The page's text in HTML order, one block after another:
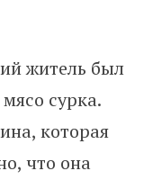
житель был
сурка.
которая
что она